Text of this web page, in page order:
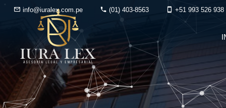
info@iuralex.com.pe (01) 403-8563 +51 993 526 938